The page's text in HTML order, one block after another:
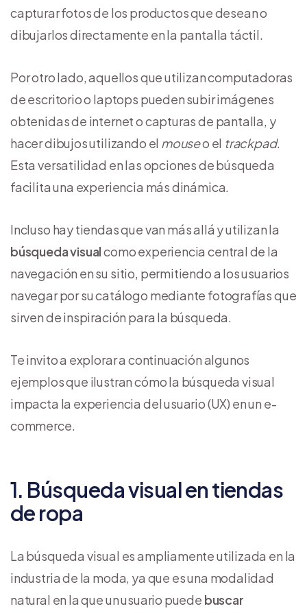
capturar fotos de los productos que desean o
dibujarlos directamente en la pantalla táctil.
Por otro lado, aquellos que utilizan computadoras
de escritorio o laptops pueden subir imágenes
obtenidas de internet o capturas de pantalla, y
hacer dibujos utilizando el mouseo el trackpad.
Esta versatilidad en las opciones de búsqueda
facilita una experiencia más dinámica.
Incluso hay tiendas que van más allá y utilizan la
búsqueda visualcomo experiencia central de la
navegación en su sitio, permitiendo a los usuarios
navegar por su catálogo mediante fotografías que
sirven de inspiración para la búsqueda.
Te invito a explorar a continuación algunos
ejemplos que ilustran cómo la búsqueda visual
impacta la experiencia del usuario (UX) en un e-
commerce.
1. Búsqueda visual en tiendas
de ropa
La búsqueda visual es ampliamente utilizada en la
industria de la moda, ya que es una modalidad
natural en la que un usuario puede buscar